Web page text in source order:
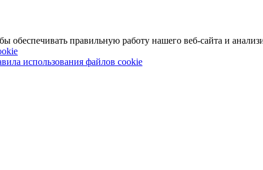
обеспечивать правильную работу нашего веб-сайта и
использования файлов cookie